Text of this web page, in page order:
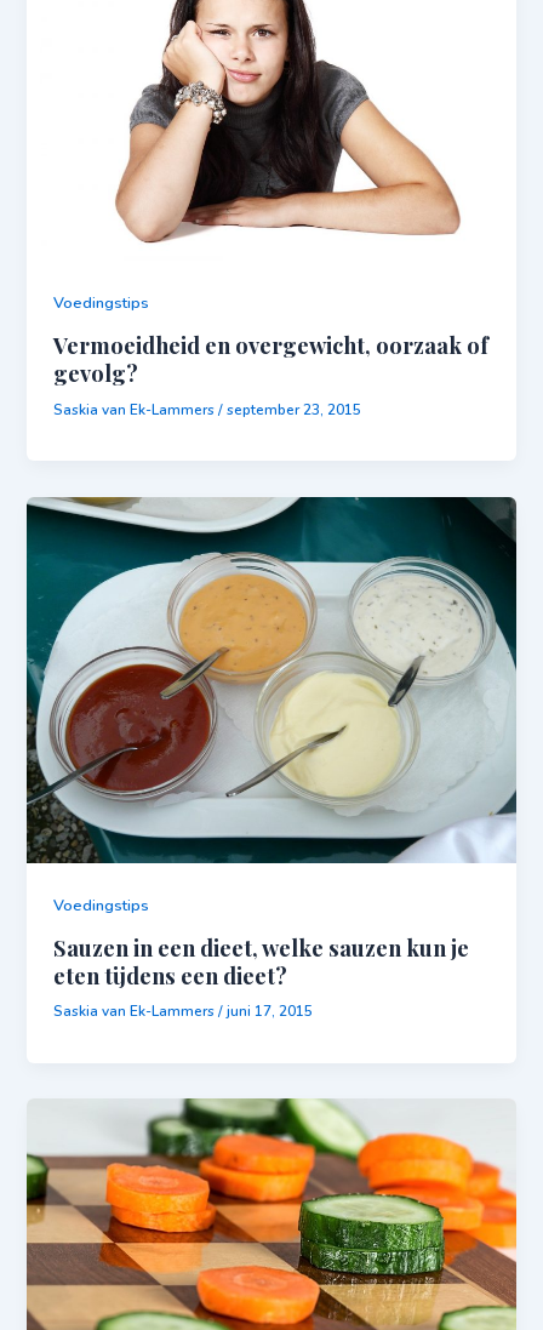
Voedingstips
Vermoeidheid en overgewicht, oorzaak of
gevolg?
Saskia van Ek-Lammers/september 23, 2015
Voedingstips
Sauzen in een dieet, welke sauzen kun je
eten tijdens een dieet?
Saskia van Ek-Lammers/juni 17, 2015